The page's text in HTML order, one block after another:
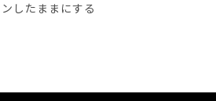
したままにする